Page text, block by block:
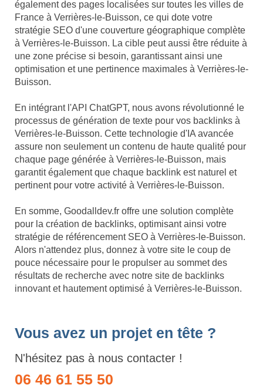
également des pages localisées sur toutes les villes de
France à Verrières-le-Buisson, ce qui dote votre
stratégie SEO d'une couverture géographique complète
à Verrières-le-Buisson. La cible peut aussi être réduite à
une zone précise si besoin, garantissant ainsi une
optimisation et une pertinence maximales à Verrières-le-
Buisson.
En intégrant l'API ChatGPT, nous avons révolutionné le
processus de génération de texte pour vos backlinks à
Verrières-le-Buisson. Cette technologie d'IA avancée
assure non seulement un contenu de haute qualité pour
chaque page générée à Verrières-le-Buisson, mais
garantit également que chaque backlink est naturel et
pertinent pour votre activité à Verrières-le-Buisson.
En somme, Goodalldev.fr offre une solution complète
pour la création de backlinks, optimisant ainsi votre
stratégie de référencement SEO à Verrières-le-Buisson.
Alors n'attendez plus, donnez à votre site le coup de
pouce nécessaire pour le propulser au sommet des
résultats de recherche avec notre site de backlinks
innovant et hautement optimisé à Verrières-le-Buisson.
Vous avez un projet en tête ?
N'hésitez pas à nous contacter !
06 46 61 55 50